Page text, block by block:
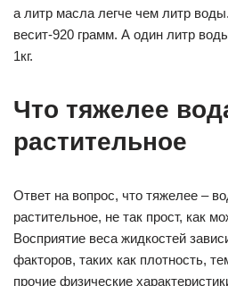
а литр масла легче чем литр
весит-920 грамм. А один литр
1кг.
Что тяжелее
растительное
Ответ на вопрос, что тяжелее –
растительное, не так прост, как
Восприятие веса жидкостей
факторов, таких как плотность,
прочие физические